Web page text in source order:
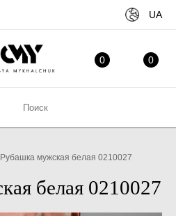
UA
0
0 ИЗБРАННОЕ
Рубашка мужская белая 0210027